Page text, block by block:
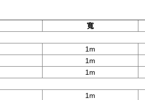
寬
1m
1m
1m
1m